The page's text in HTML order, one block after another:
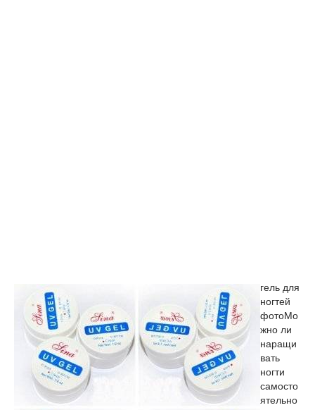
гель для
ногтей
фотоМо
жно ли
наращи
вать
ногти
самосто
ятельно